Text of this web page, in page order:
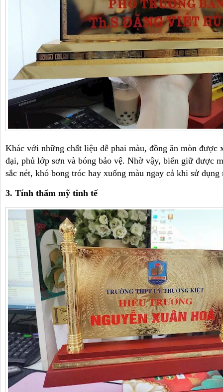
Khác với những chất liệu dễ phai màu, đồng ăn mòn được
đại, phủ lớp sơn và bóng bảo vệ. Nhờ vậy, biển giữ được
sắc nét, khó bong tróc hay xuống màu ngay cả khi sử dụng
3. Tính thẩm mỹ tinh tế